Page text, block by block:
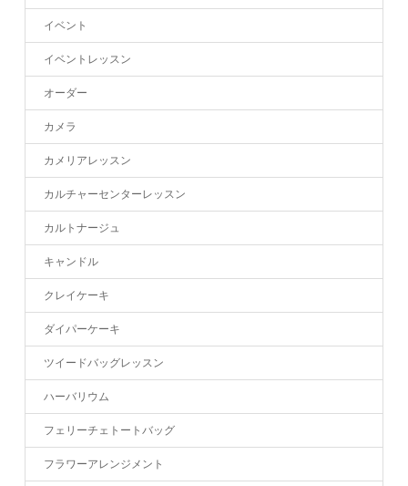
イベント
イベントレッスン
オーダー
カメラ
カメリアレッスン
カルチャーセンターレッスン
カルトナージュ
キャンドル
クレイケーキ
ダイパーケーキ
ツイードバッグレッスン
ハーバリウム
フェリーチェトートバッグ
フラワーアレンジメント